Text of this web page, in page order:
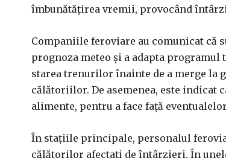
îmbunătățirea vremii, provocând
Companiile feroviare au comunicat că
prognoza meteo și a adapta
starea trenurilor înainte de a merge la
călătoriilor. De asemenea, este indicat
alimente, pentru a face față
În stațiile principale, personalul
călătorilor afectați de întârzieri. În